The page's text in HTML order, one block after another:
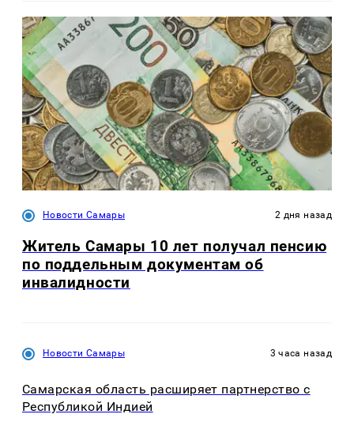
Новости Самары 2 дня назад
Житель Самары 10 лет получал пенсию
по поддельным документам об
инвалидности
Новости Самары 3 часа назад
Самарская область расширяет партнерство с
Республикой Индией